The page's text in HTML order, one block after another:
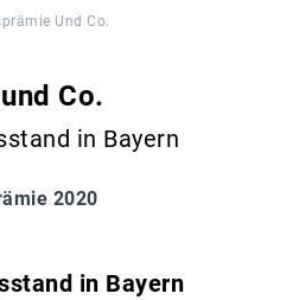
Und Co.
Co.
in Bayern
2020
in Bayern